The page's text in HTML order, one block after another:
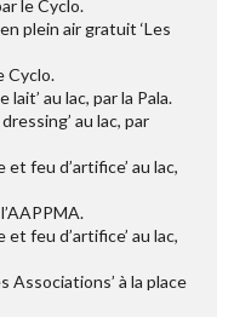
le Cyclo.
plein air gratuit ‘Les
Cyclo.
lait’ au lac, par la Pala.
au lac, par
feu d’artifice’ au lac,
feu d’artifice’ au lac,
Associations’ à la place